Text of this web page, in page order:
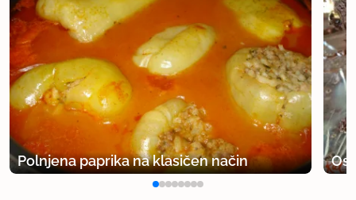
Polnjena paprika na klasičen način